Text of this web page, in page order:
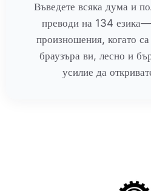
Въведете всяка дума и
преводи на 134
произношения, когато
браузъра ви, лесно и
усилие да